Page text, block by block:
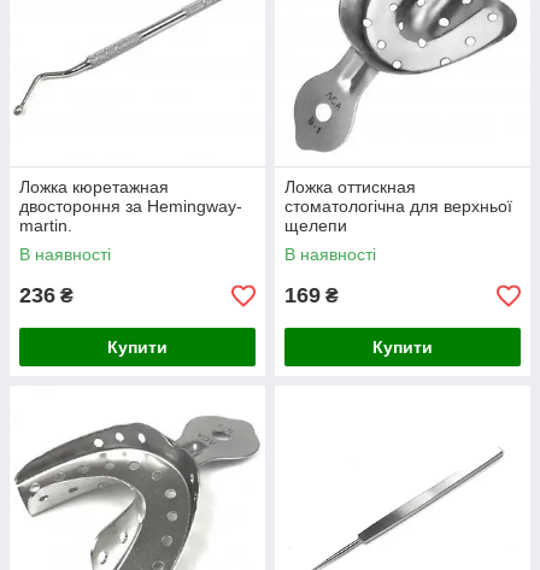
Ложка кюретажная
двостороння за Hemingway-
martin.
В наявності
236 ₴
Купити
Ложка оттискная
стоматологічна для верхньої
щелепи
В наявності
169 ₴
Купити